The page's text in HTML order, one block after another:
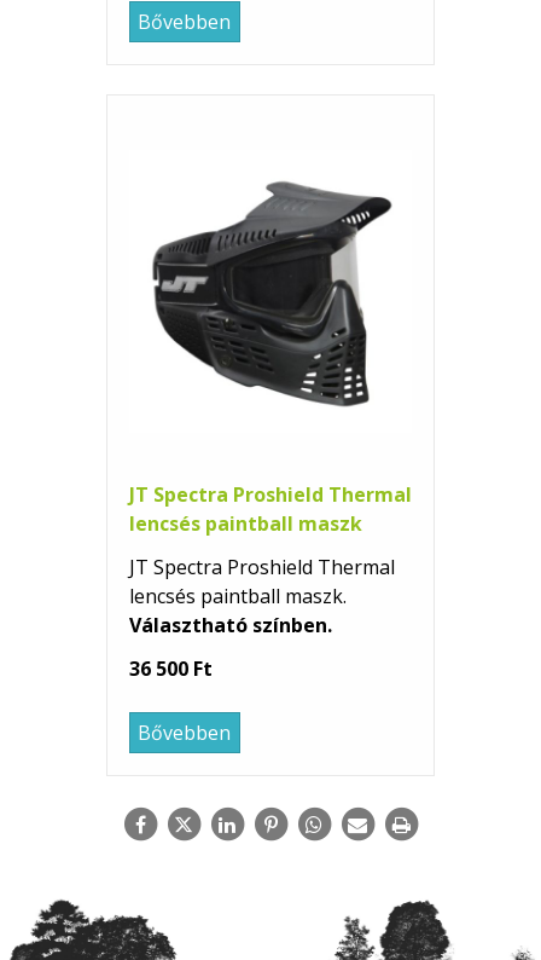
Bővebben
JT Spectra Proshield Thermal
lencsés paintball maszk
JT Spectra Proshield Thermal
lencsés paintball maszk.
Választható színben.
36 500 Ft
Bővebben